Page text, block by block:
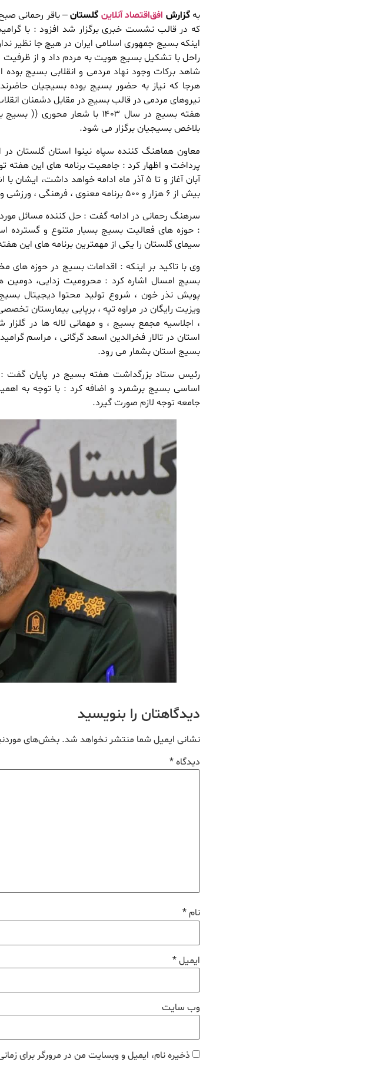
به گزارش افق‌اقتصاد آنلاین گلستان
که در قالب نشست خبری برگزار شد افزود : با
اینکه بسیج جمهوری اسلامی ایران در هیچ جا نظیر
راحل با تشکیل بسیج هویت به مردم داد و از
شاهد برکات وجود نهاد مردمی و انقلابی بسیج بوده
هرجا که نیاز به حضور بسیج بوده بسیجیان
نیروهای مردمی در قالب بسیج در مقابل دشمنان
هفته بسیج در سال ۱۴۰۳ با
بلاخص بسیجیان برگزار می شود.
معاون هماهنگ کننده سپاه نینوا استان گلستان
آبان آغاز و تا ۵ آذر ماه ادامه خواهد
بیش از ۶ هزار و ۵۰۰ برنامه معنوی ، فرهنگی ، ورزشی و رزمایش برگزار خواهد شد.
سرهنگ رحمانی در ادامه گفت : حل کننده مسائل مورد
: حوزه های فعالیت بسیج بسبار متنوع و گسترده
سیمای گلستان را یکی از مهمترین برنامه های این
وی با تاکید بر اینکه : اقدامات بسیج در حوزه
بسیج امسال اشاره کرد : محرومیت زدایی، دومین
پویش نذر خون ، شروع تولید محتوا دیجیتال
ویزیت رایگان در مراوه تپه ، برپایی بیمارستان
استان در تالار فخرالدین اسعد گرگانی ، مراسم
بسیج استان بشمار می رود.
رئیس ستاد بزرگداشت هفته بسیج در پایان گفت :
اساسی بسیج برشمرد و اضافه کرد : با توجه به
جامعه توجه لازم صورت گیرد.
دیدگاهتان را بنویسید
نشانی ایمیل شما منتشر نخواهد شد. بخش‌های
دیدگاه*
نام*
ایمیل*
وب‌ سایت
ذخیره نام، ایمیل و وبسایت من در مرورگر برای